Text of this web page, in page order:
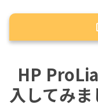
以下は今
す。
HP
入してみま